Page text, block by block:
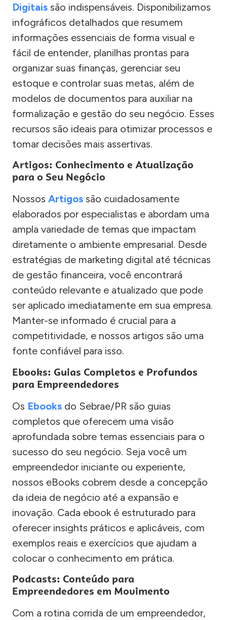
Digitais são indispensáveis. Disponibilizamos
infográficos detalhados que resumem
informações essenciais de forma visual e
fácil de entender, planilhas prontas para
organizar suas finanças, gerenciar seu
estoque e controlar suas metas, além de
modelos de documentos para auxiliar na
formalização e gestão do seu negócio. Esses
recursos são ideais para otimizar processos e
tomar decisões mais assertivas.
Artigos: Conhecimento e Atualização
para o Seu Negócio
Nossos Artigos são cuidadosamente
elaborados por especialistas e abordam uma
ampla variedade de temas que impactam
diretamente o ambiente empresarial. Desde
estratégias de marketing digital até técnicas
de gestão financeira, você encontrará
conteúdo relevante e atualizado que pode
ser aplicado imediatamente em sua empresa.
Manter-se informado é crucial para a
competitividade, e nossos artigos são uma
fonte confiável para isso.
Ebooks: Guias Completos e Profundos
para Empreendedores
Os Ebooks do Sebrae/PR são guias
completos que oferecem uma visão
aprofundada sobre temas essenciais para o
sucesso do seu negócio. Seja você um
empreendedor iniciante ou experiente,
nossos eBooks cobrem desde a concepção
da ideia de negócio até a expansão e
inovação. Cada ebook é estruturado para
oferecer insights práticos e aplicáveis, com
exemplos reais e exercícios que ajudam a
colocar o conhecimento em prática.
Podcasts: Conteúdo para
Empreendedores em Movimento
Com a rotina corrida de um empreendedor,